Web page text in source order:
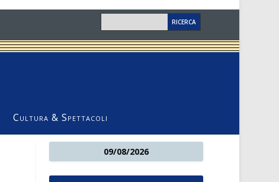
Cultura & Spettacoli
09/08/2026